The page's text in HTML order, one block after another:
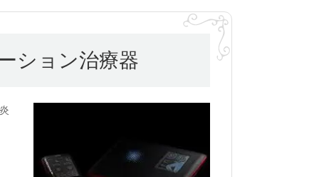
ション治療器